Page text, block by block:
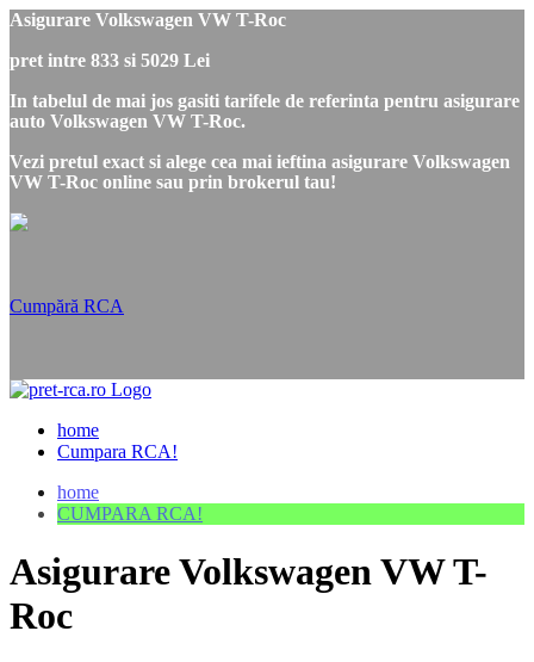
Asigurare Volkswagen VW T-Roc
pret intre 833 si 5029 Lei
In tabelul de mai jos gasiti tarifele de referinta pentru asigurare
auto Volkswagen VW T-Roc.
Vezi pretul exact si alege cea mai ieftina asigurare Volkswagen
VW T-Roc online sau prin brokerul tau!
Cumpără RCA
home
Cumpara RCA!
home
CUMPARA RCA!
Asigurare Volkswagen VW T-
Roc